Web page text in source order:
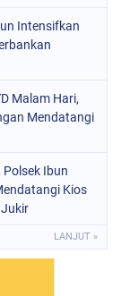
Intensifkan
Malam Hari,
Mendatangi
Ibun
Kios
LANJUT »